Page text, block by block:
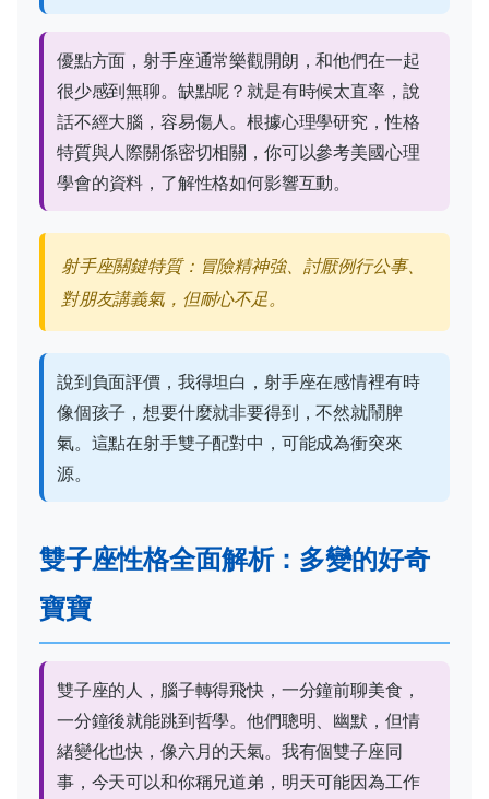
優點方面，射手座通常樂觀開朗，和他們在一起
很少感到無聊。缺點呢？就是有時候太直率，說
話不經大腦，容易傷人。根據心理學研究，性格
特質與人際關係密切相關，你可以參考美國心理
學會的資料，了解性格如何影響互動。
射手座關鍵特質：冒險精神強、討厭例行公事、
對朋友講義氣，但耐心不足。
說到負面評價，我得坦白，射手座在感情裡有時
像個孩子，想要什麼就非要得到，不然就鬧脾
氣。這點在射手雙子配對中，可能成為衝突來
源。
雙子座性格全面解析：多變的好奇
寶寶
雙子座的人，腦子轉得飛快，一分鐘前聊美食，
一分鐘後就能跳到哲學。他們聰明、幽默，但情
緒變化也快，像六月的天氣。我有個雙子座同
事，今天可以和你稱兄道弟，明天可能因為工作